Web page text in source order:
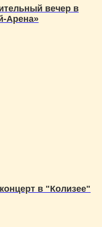
вечер в
Арена»
в "Колизее"